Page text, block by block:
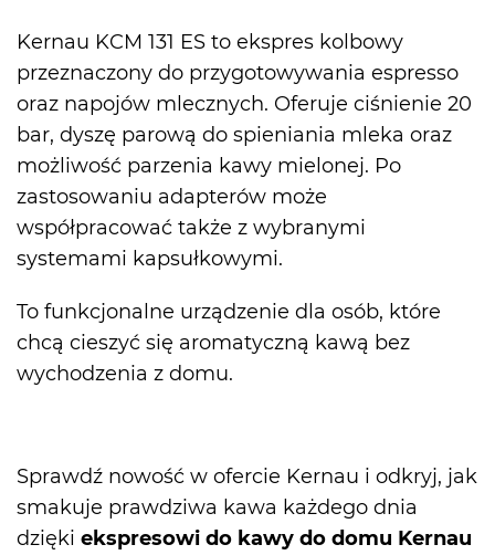
Kernau KCM 131 ES to ekspres kolbowy
przeznaczony do przygotowywania espresso
oraz napojów mlecznych. Oferuje ciśnienie 20
bar, dyszę parową do spieniania mleka oraz
możliwość parzenia kawy mielonej. Po
zastosowaniu adapterów może
współpracować także z wybranymi
systemami kapsułkowymi.
To funkcjonalne urządzenie dla osób, które
chcą cieszyć się aromatyczną kawą bez
wychodzenia z domu.
Sprawdź nowość w ofercie Kernau i odkryj, jak
smakuje prawdziwa kawa każdego dnia
dzięki ekspresowi do kawy do domu Kernau